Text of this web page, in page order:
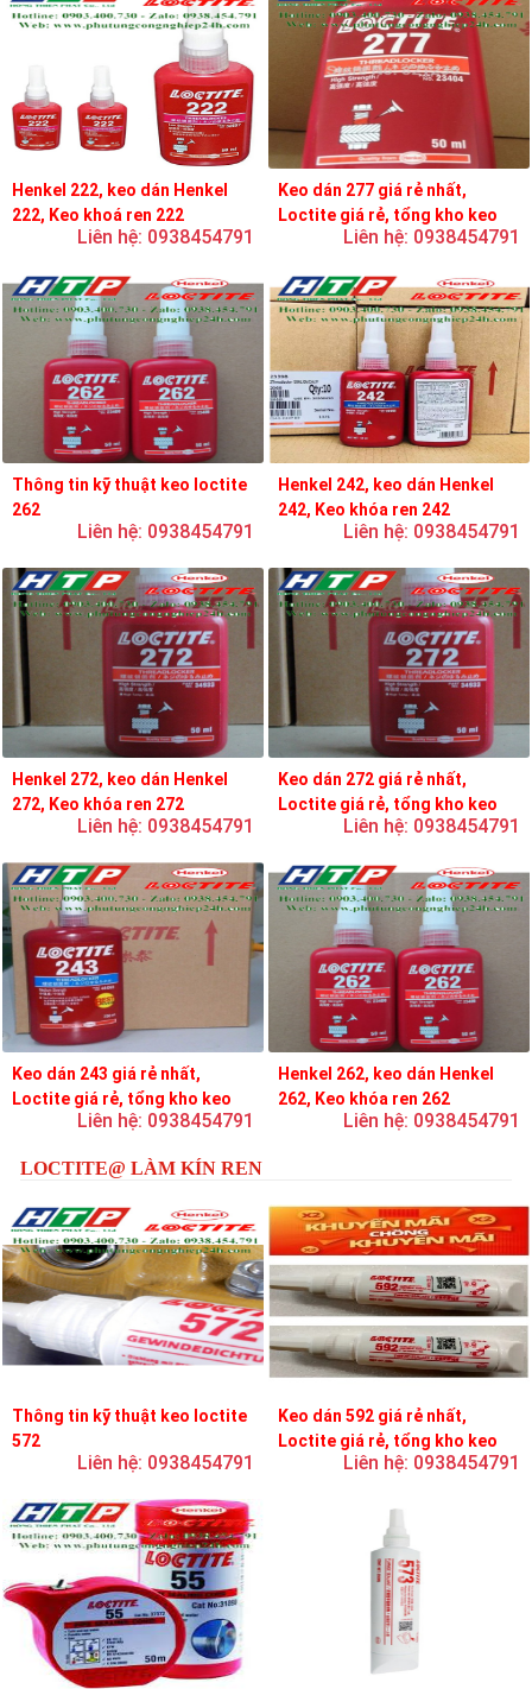
Henkel 222, keo dán Henkel
222, Keo khoá ren 222
Liên hệ: 0938454791
Keo dán 277 giá rẻ nhất,
Loctite giá rẻ, tổng kho keo
Liên hệ: 0938454791
Thông tin kỹ thuật keo loctite
262
Liên hệ: 0938454791
Henkel 242, keo dán Henkel
242, Keo khóa ren 242
Liên hệ: 0938454791
Henkel 272, keo dán Henkel
272, Keo khóa ren 272
Liên hệ: 0938454791
Keo dán 272 giá rẻ nhất,
Loctite giá rẻ, tổng kho keo
Liên hệ: 0938454791
Keo dán 243 giá rẻ nhất,
Loctite giá rẻ, tổng kho keo
Liên hệ: 0938454791
Henkel 262, keo dán Henkel
262, Keo khóa ren 262
Liên hệ: 0938454791
LOCTITE@ LÀM KÍN REN
Thông tin kỹ thuật keo loctite
572
Liên hệ: 0938454791
Keo dán 592 giá rẻ nhất,
Loctite giá rẻ, tổng kho keo
Liên hệ: 0938454791